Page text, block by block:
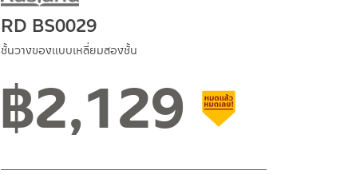
RD BS0029
ชั้นวางของแบบเหลี่ยมสองชั้น
฿2,129